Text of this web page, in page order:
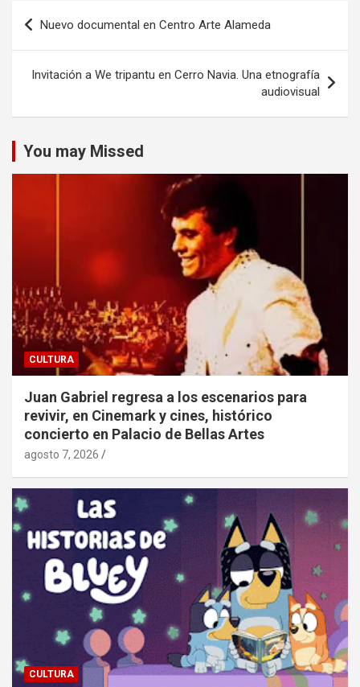
Navegación
de
entradas
Nuevo documental en Centro Arte Alameda
Invitación a We tripantu en Cerro Navia. Una etnografía
audiovisual
You may Missed
CULTURA
Juan Gabriel regresa a los escenarios para
revivir, en Cinemark y cines, histórico
concierto en Palacio de Bellas Artes
agosto 7, 2026
CULTURA